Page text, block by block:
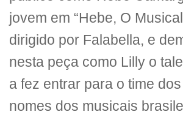
jovem em “Hebe, O
dirigido por Falabella, e
nesta peça como Lilly o
a fez entrar para o time
nomes dos musicais